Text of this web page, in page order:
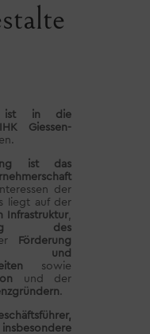
ist in die
Giessen-
ist das
der
liegt auf der
Infrastruktur,
des
Förderung
und
sowie
und der
.